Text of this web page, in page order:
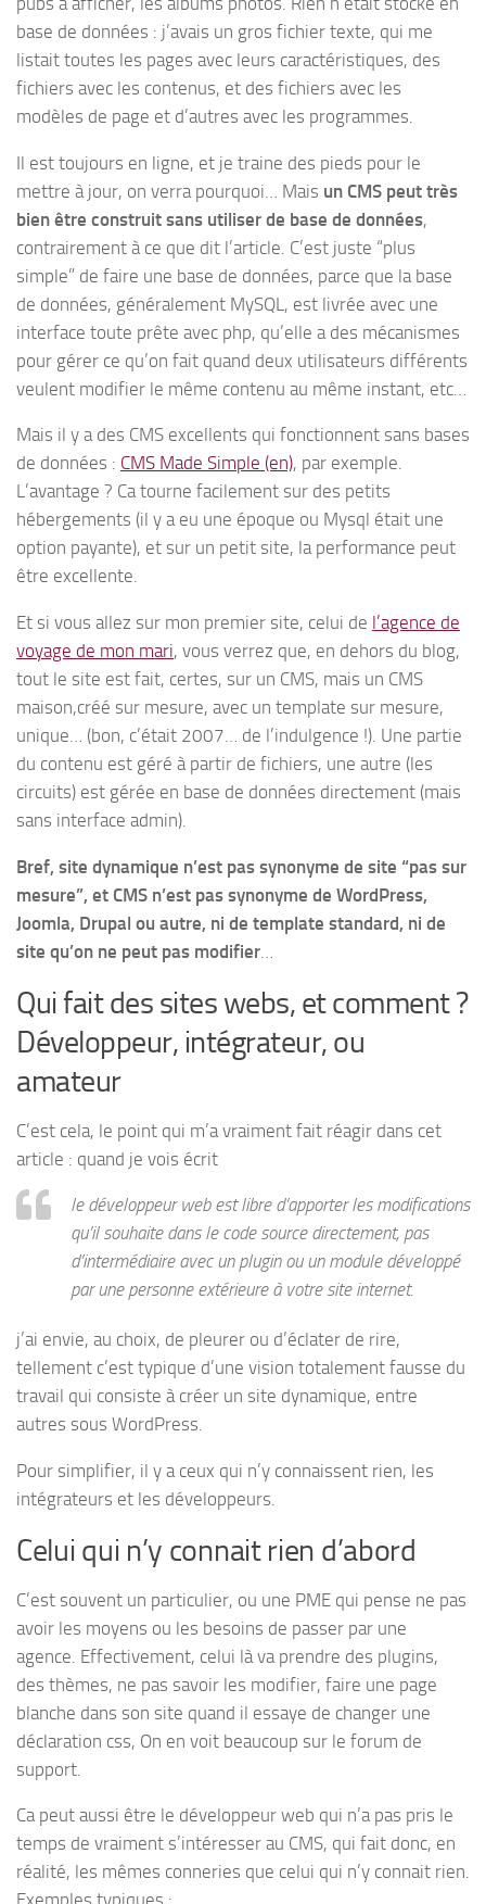
base de données : j’avais un gros fichier texte, qui me
listait toutes les pages avec leurs caractéristiques, des
fichiers avec les contenus, et des fichiers avec les
modèles de page et d’autres avec les programmes.
Il est toujours en ligne, et je traine des pieds pour le
mettre à jour, on verra pourquoi… Mais un CMS peut très
bien être construit sans utiliser de base de données,
contrairement à ce que dit l’article. C’est juste “plus
simple” de faire une base de données, parce que la base
de données, généralement MySQL, est livrée avec une
interface toute prête avec php, qu’elle a des mécanismes
pour gérer ce qu’on fait quand deux utilisateurs différents
veulent modifier le même contenu au même instant, etc…
Mais il y a des CMS excellents qui fonctionnent sans bases
de données : CMS Made Simple (en), par exemple.
L’avantage ? Ca tourne facilement sur des petits
hébergements (il y a eu une époque ou Mysql était une
option payante), et sur un petit site, la performance peut
être excellente.
Et si vous allez sur mon premier site, celui de l’agence de
voyage de mon mari, vous verrez que, en dehors du blog,
tout le site est fait, certes, sur un CMS, mais un CMS
maison,créé sur mesure, avec un template sur mesure,
unique… (bon, c’était 2007… de l’indulgence !). Une partie
du contenu est géré à partir de fichiers, une autre (les
circuits) est gérée en base de données directement (mais
sans interface admin).
Bref, site dynamique n’est pas synonyme de site “pas sur
mesure”, et CMS n’est pas synonyme de WordPress,
Joomla, Drupal ou autre, ni de template standard, ni de
site qu’on ne peut pas modifier
Qui fait des sites webs, et comment ?
Développeur, intégrateur, ou
amateur
C’est cela, le point qui m’a vraiment fait réagir dans cet
article : quand je vois écrit
le développeur web est libre d’apporter les modifications
qu’il souhaite dans le code source directement, pas
d’intermédiaire avec un plugin ou un module développé
par une personne extérieure à votre site internet.
j’ai envie, au choix, de pleurer ou d’éclater de rire,
tellement c’est typique d’une vision totalement fausse du
travail qui consiste à créer un site dynamique, entre
autres sous WordPress.
Pour simplifier, il y a ceux qui n’y connaissent rien, les
intégrateurs et les développeurs.
Celui qui n’y connait rien d’abord
C’est souvent un particulier, ou une PME qui pense ne pas
avoir les moyens ou les besoins de passer par une
agence. Effectivement, celui là va prendre des plugins,
des thèmes, ne pas savoir les modifier, faire une page
blanche dans son site quand il essaye de changer une
déclaration css, On en voit beaucoup sur le forum de
support.
Ca peut aussi être le développeur web qui n’a pas pris le
temps de vraiment s’intéresser au CMS, qui fait donc, en
réalité, les mêmes conneries que celui qui n’y connait rien.